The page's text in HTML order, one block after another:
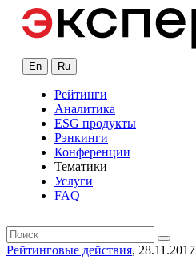
En Ru
Рейтинги
Аналитика
ESG продукты
Рэнкинги
Конференции
Тематики
Услуги
FAQ
Рейтинговые действия, 28.11.2017